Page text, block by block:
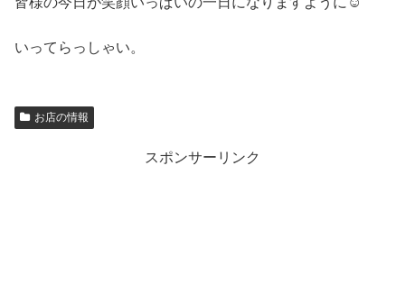
いってらっしゃい。
お店の情報
スポンサーリンク